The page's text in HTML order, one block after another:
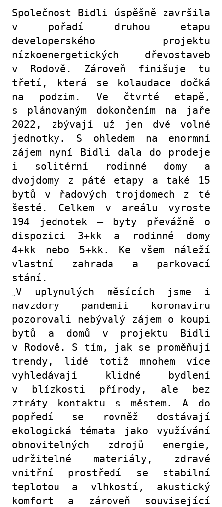
Společnost Bidli úspěšně završila
v pořadí druhou etapu
developerského projektu
nízkoenergetických dřevostaveb
v Rodově. Zároveň finišuje tu
třetí, která se kolaudace dočká
na podzim. Ve čtvrté etapě,
s plánovaným dokončením na jaře
2022, zbývají už jen dvě volné
jednotky. S ohledem na enormní
zájem nyní Bidli dala do prodeje
i solitérní rodinné domy a
dvojdomy z páté etapy a také 15
bytů v řadových trojdomech z té
šesté. Celkem v areálu vyroste
194 jednotek – byty převážně o
dispozici 3+kk a rodinné domy
4+kk nebo 5+kk. Ke všem náleží
vlastní zahrada a parkovací
stání.
„V uplynulých měsících jsme i
navzdory pandemii koronaviru
pozorovali nebývalý zájem o koupi
bytů a domů v projektu Bidli
v Rodově. S tím, jak se proměňují
trendy, lidé totiž mnohem více
vyhledávají klidné bydlení
v blízkosti přírody, ale bez
ztráty kontaktu s městem. A do
popředí se rovněž dostávají
ekologická témata jako využívání
obnovitelných zdrojů energie,
udržitelné materiály, zdravé
vnitřní prostředí se stabilní
teplotou a vlhkostí, akustický
komfort a zároveň související